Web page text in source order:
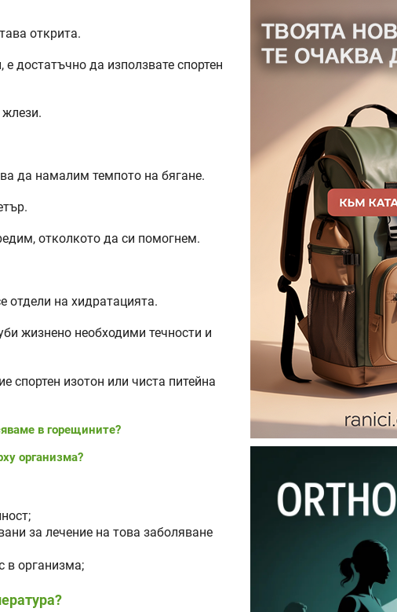
открита.
достатъчно да използвате спортен
да намалим темпото на бягане.
отколкото да си помогнем.
отдели на хидратацията.
жизнено необходими течности и
спортен изотон или чиста питейна
в горещините?
организма?
за лечение на това заболяване
в организма;